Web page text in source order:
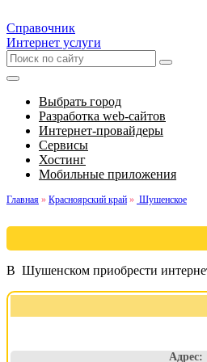
Справочник
Интернет услуги
Выбрать город
Разработка web-сайтов
Интернет-провайдеры
Сервисы
Хостинг
Мобильные приложения
Главная » Красноярский край » Шушенское
В Шушенском приобрести
Адрес: